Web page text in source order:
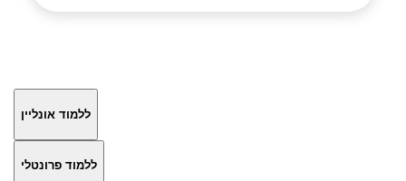
ללמוד אונליין
ללמוד פרונטלי